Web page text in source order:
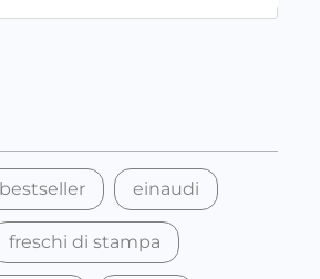
bestseller einaudi
freschi di stampa